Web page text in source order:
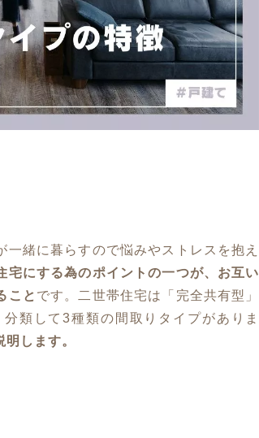
緒に暮らすので悩みやストレスを抱え
宅にする為のポイントの一つが、お互い
こと です。二世帯住宅は「完全共有型」
類して3種類の間取りタイプがありま
します。